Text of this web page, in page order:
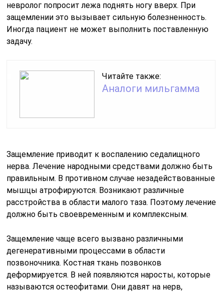
невролог попросит лежа поднять ногу вверх. При
защемлении это вызывает сильную болезненность.
Иногда пациент не может выполнить поставленную
задачу.
Читайте также:
Аналоги мильгамма
Защемление приводит к воспалению седалищного
нерва. Лечение народными средствами должно быть
правильным. В противном случае незадействованные
мышцы атрофируются. Возникают различные
расстройства в области малого таза. Поэтому лечение
должно быть своевременным и комплексным.
Защемление чаще всего вызвано различными
дегенеративными процессами в области
позвоночника. Костная ткань позвонков
деформируется. В ней появляются наросты, которые
называются остеофитами. Они давят на нерв,